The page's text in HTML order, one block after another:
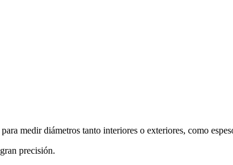
medir diámetros tanto interiores o exteriores, como
precisión.